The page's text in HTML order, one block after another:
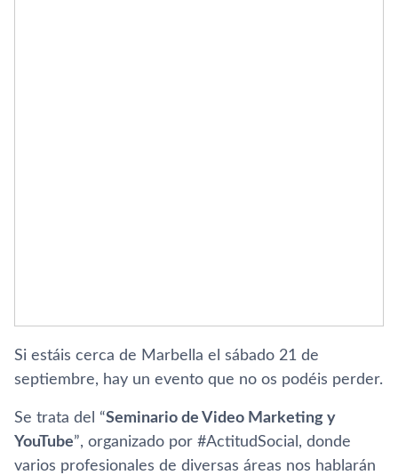
Si estáis cerca de Marbella el sábado 21 de
septiembre, hay un evento que no os podéis perder.
Se trata del “Seminario de Video Marketing y
YouTube”, organizado por #ActitudSocial, donde
varios profesionales de diversas áreas nos hablarán